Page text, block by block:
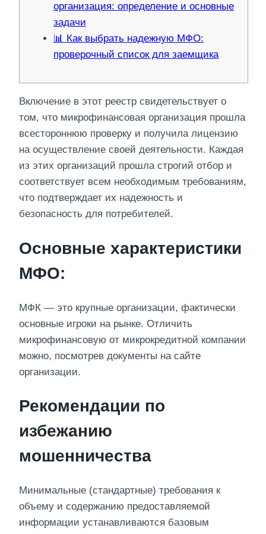
организация: определение и основные
задачи
📊 Как выбрать надежную МФО:
проверочный список для заемщика
Включение в этот реестр свидетельствует о
том, что микрофинансовая организация прошла
всестороннюю проверку и получила лицензию
на осуществление своей деятельности. Каждая
из этих организаций прошла строгий отбор и
соответствует всем необходимым требованиям,
что подтверждает их надежность и
безопасность для потребителей.
Основные характеристики
МФО:
МФК — это крупные организации, фактически
основные игроки на рынке. Отличить
микрофинансовую от микрокредитной компании
можно, посмотрев документы на сайте
организации.
Рекомендации по
избежанию
мошенничества
Минимальные (стандартные) требования к
объему и содержанию предоставляемой
информации устанавливаются базовым